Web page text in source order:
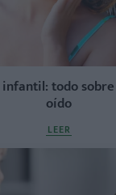
todo
oído
LEER